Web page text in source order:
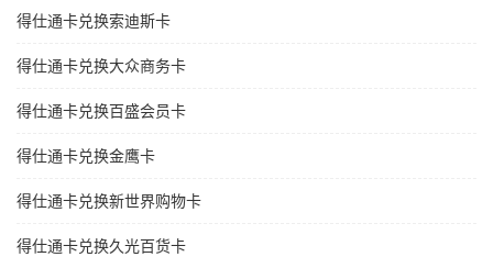
得仕通卡兑换索迪斯卡
得仕通卡兑换大众商务卡
得仕通卡兑换百盛会员卡
得仕通卡兑换金鹰卡
得仕通卡兑换新世界购物卡
得仕通卡兑换久光百货卡